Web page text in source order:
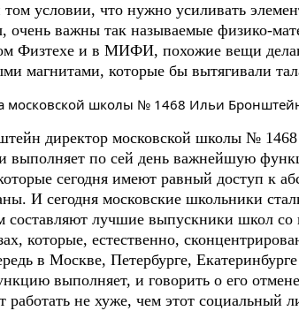
том условии, что нужно усиливать
очень важны так называемые физико-
Физтехе и в МИФИ, похожие вещи
магнитами, которые бы вытягивали
московской школы № 1468 Ильи
директор московской школы № 1468
выполняет по сей день важнейшую
сегодня имеют равный доступ к
И сегодня московские школьники
составляют лучшие выпускники школ со
которые, естественно,
в Москве, Петербурге,
выполняет, и говорить о его
работать не хуже, чем этот социальный